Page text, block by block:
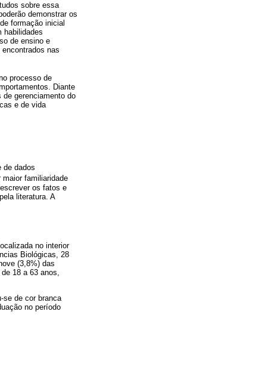
sobre essa
demonstrar os
formação inicial
habilidades
de ensino e
nas
processo de
Diante
gerenciamento do
e de vida
de dados
familiaridade
os fatos e
literatura. A
no interior
Biológicas, 28
(3,8%) das
18 a 63 anos,
se de cor branca
no período